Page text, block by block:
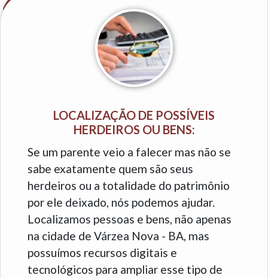
LOCALIZAÇÃO DE POSSÍVEIS
HERDEIROS OU BENS:
Se um parente veio a falecer mas não se
sabe exatamente quem são seus
herdeiros ou a totalidade do patrimônio
por ele deixado, nós podemos ajudar.
Localizamos pessoas e bens, não apenas
na cidade de Várzea Nova - BA, mas
possuímos recursos digitais e
tecnológicos para ampliar esse tipo de